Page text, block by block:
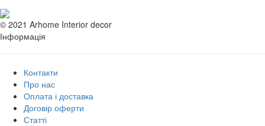
© 2021 Arhome Interior decor
Інформація
Контакти
Про нас
Оплата і доставка
Договір оферти
Статті